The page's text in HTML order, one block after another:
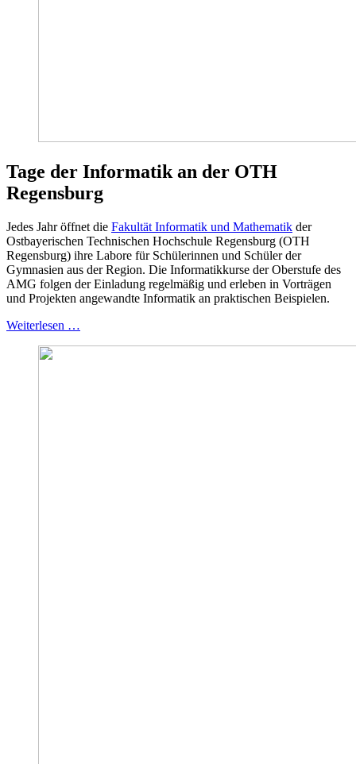
Tage der Informatik an der OTH
Regensburg
Jedes Jahr öffnet die Fakultät Informatik und Mathematik der
Ostbayerischen Technischen Hochschule Regensburg (OTH
Regensburg) ihre Labore für Schülerinnen und Schüler der
Gymnasien aus der Region. Die Informatikkurse der Oberstufe des
AMG folgen der Einladung regelmäßig und erleben in Vorträgen
und Projekten angewandte Informatik an praktischen Beispielen.
Weiterlesen …